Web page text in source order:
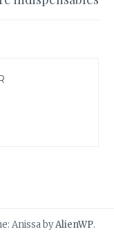
Anissa byAlienWP.